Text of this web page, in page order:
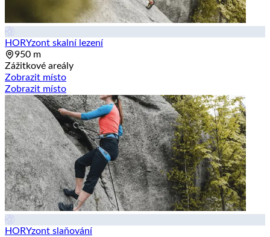
HORYzont skalní lezení
950 m
Zážitkové areály
Zobrazit místo
Zobrazit místo
HORYzont slaňování